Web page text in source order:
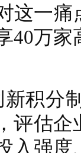
这一
40万
分制
评估企
入强度